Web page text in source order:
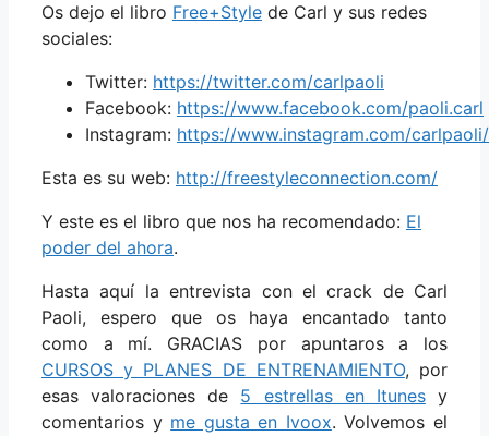
Os dejo el libro Free+Style de Carl y sus redes
sociales:
Twitter: https://twitter.com/carlpaoli
Facebook: https://www.facebook.com/paoli.carl
Instagram: https://www.instagram.com/carlpaoli/
Esta es su web: http://freestyleconnection.com/
Y este es el libro que nos ha recomendado: El
poder del ahora.
Hasta aquí la entrevista con el crack de Carl
Paoli, espero que os haya encantado tanto
como a mí. GRACIAS por apuntaros a los
CURSOS y PLANES DE ENTRENAMIENTO, por
esas valoraciones de 5 estrellas en Itunesy
comentarios y me gusta en Ivoox. Volvemos el